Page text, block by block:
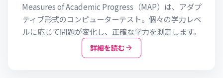
Measures of Academic Progress（MAP）は、アダプ
ティブ形式のコンピューターテスト。個々の学力レベ
ルに応じて問題が変化し、正確な学力を測定します。
詳細を読む